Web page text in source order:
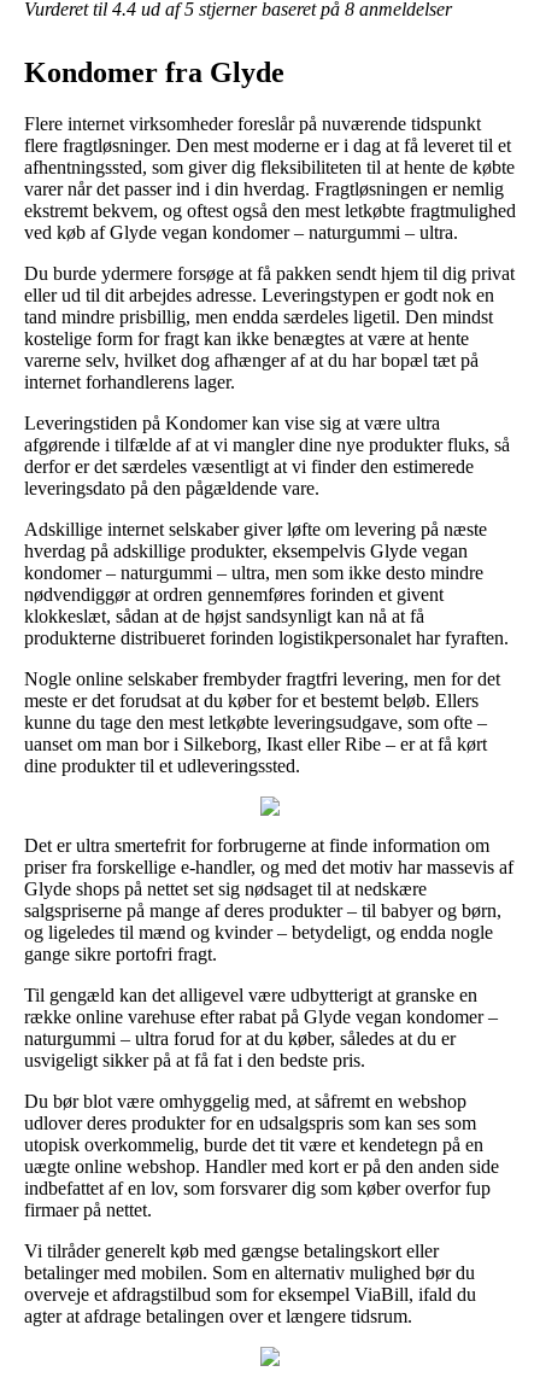
Vurderet til 4.4 ud af 5 stjerner baseret på 8 anmeldelser
Kondomer fra Glyde
Flere internet virksomheder foreslår på nuværende tidspunkt
flere fragtløsninger. Den mest moderne er i dag at få leveret til et
afhentningssted, som giver dig fleksibiliteten til at hente de købte
varer når det passer ind i din hverdag. Fragtløsningen er nemlig
ekstremt bekvem, og oftest også den mest letkøbte fragtmulighed
ved køb af Glyde vegan kondomer – naturgummi – ultra.
Du burde ydermere forsøge at få pakken sendt hjem til dig privat
eller ud til dit arbejdes adresse. Leveringstypen er godt nok en
tand mindre prisbillig, men endda særdeles ligetil. Den mindst
kostelige form for fragt kan ikke benægtes at være at hente
varerne selv, hvilket dog afhænger af at du har bopæl tæt på
internet forhandlerens lager.
Leveringstiden på Kondomer kan vise sig at være ultra
afgørende i tilfælde af at vi mangler dine nye produkter fluks, så
derfor er det særdeles væsentligt at vi finder den estimerede
leveringsdato på den pågældende vare.
Adskillige internet selskaber giver løfte om levering på næste
hverdag på adskillige produkter, eksempelvis Glyde vegan
kondomer – naturgummi – ultra, men som ikke desto mindre
nødvendiggør at ordren gennemføres forinden et givent
klokkeslæt, sådan at de højst sandsynligt kan nå at få
produkterne distribueret forinden logistikpersonalet har fyraften.
Nogle online selskaber frembyder fragtfri levering, men for det
meste er det forudsat at du køber for et bestemt beløb. Ellers
kunne du tage den mest letkøbte leveringsudgave, som ofte –
uanset om man bor i Silkeborg, Ikast eller Ribe – er at få kørt
dine produkter til et udleveringssted.
Det er ultra smertefrit for forbrugerne at finde information om
priser fra forskellige e-handler, og med det motiv har massevis af
Glyde shops på nettet set sig nødsaget til at nedskære
salgspriserne på mange af deres produkter – til babyer og børn,
og ligeledes til mænd og kvinder – betydeligt, og endda nogle
gange sikre portofri fragt.
Til gengæld kan det alligevel være udbytterigt at granske en
række online varehuse efter rabat på Glyde vegan kondomer –
naturgummi – ultra forud for at du køber, således at du er
usvigeligt sikker på at få fat i den bedste pris.
Du bør blot være omhyggelig med, at såfremt en webshop
udlover deres produkter for en udsalgspris som kan ses som
utopisk overkommelig, burde det tit være et kendetegn på en
uægte online webshop. Handler med kort er på den anden side
indbefattet af en lov, som forsvarer dig som køber overfor fup
firmaer på nettet.
Vi tilråder generelt køb med gængse betalingskort eller
betalinger med mobilen. Som en alternativ mulighed bør du
overveje et afdragstilbud som for eksempel ViaBill, ifald du
agter at afdrage betalingen over et længere tidsrum.